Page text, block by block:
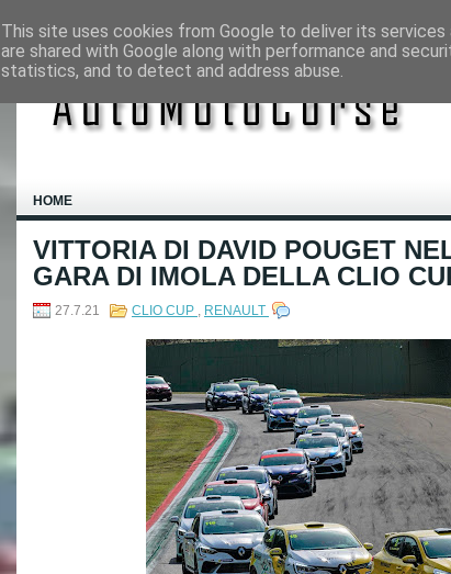
HOME
VITTORIA DI DAVID POUGET
GARA DI IMOLA DELLA CLIO
27.7.21 CLIO CUP , RENAULT
This site uses cookies from Google to deliver its
are shared with Google along with performance and
statistics, and to detect and address abuse.